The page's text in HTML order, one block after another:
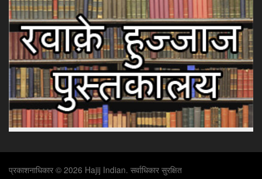
प्रकाशनाधिकार © 2026 Hajij Indian. सर्वाधिकार सुरक्षित